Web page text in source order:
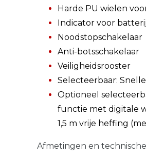
Harde PU wielen
Indicator voor
Noodstopschakelaar
Anti-botsschakelaar
Veiligheidsrooster
Selecteerbaar:
Optioneel
functie met digitale
1,5 m vrije heffing
Afmetingen en